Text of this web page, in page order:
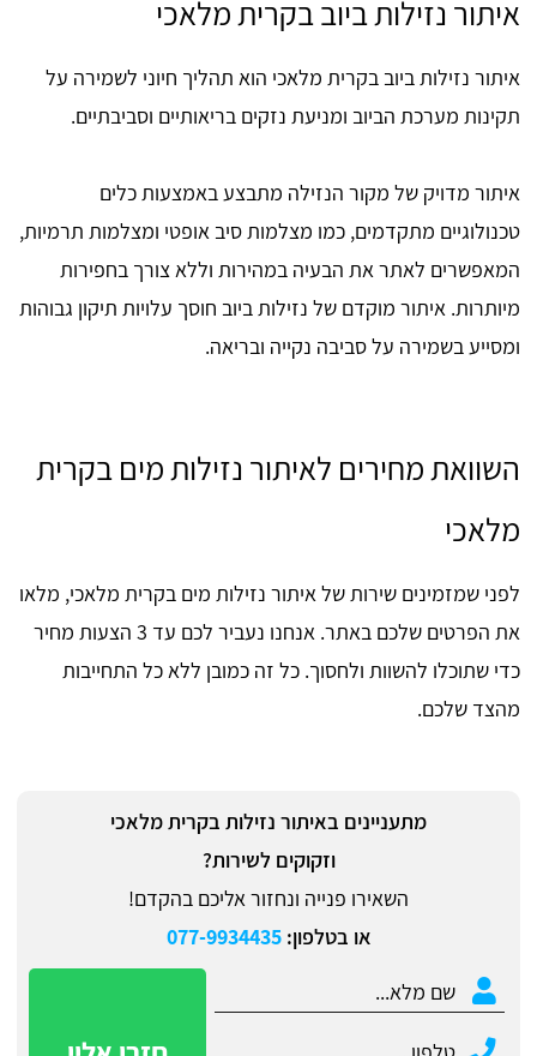
איתור נזילות ביוב בקרית מלאכי
איתור נזילות ביוב בקרית מלאכי הוא תהליך חיוני לשמירה על
תקינות מערכת הביוב ומניעת נזקים בריאותיים וסביבתיים.
איתור מדויק של מקור הנזילה מתבצע באמצעות כלים
טכנולוגיים מתקדמים, כמו מצלמות סיב אופטי ומצלמות תרמיות,
המאפשרים לאתר את הבעיה במהירות וללא צורך בחפירות
מיותרות. איתור מוקדם של נזילות ביוב חוסך עלויות תיקון גבוהות
ומסייע בשמירה על סביבה נקייה ובריאה.
השוואת מחירים לאיתור נזילות מים בקרית
מלאכי
לפני שמזמינים שירות של איתור נזילות מים בקרית מלאכי, מלאו
את הפרטים שלכם באתר. אנחנו נעביר לכם עד 3 הצעות מחיר
כדי שתוכלו להשוות ולחסוך. כל זה כמובן ללא כל התחייבות
מהצד שלכם.
מתעניינים באיתור נזילות בקרית מלאכי
וזקוקים לשירות?
השאירו פנייה ונחזור אליכם בהקדם!
או בטלפון:077-9934435